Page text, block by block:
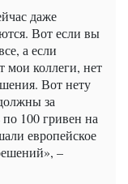
даже
Вот если вы
а если
мои коллеги, нет
Вот нету
за
по 100 гривен на
европейское
–